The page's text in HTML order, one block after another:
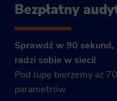
Bezpłatny
Sprawdź w 90
radzi sobie w sieci!
Pod lupę bierzemy aż
parametrów.